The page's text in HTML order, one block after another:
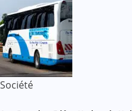
Société